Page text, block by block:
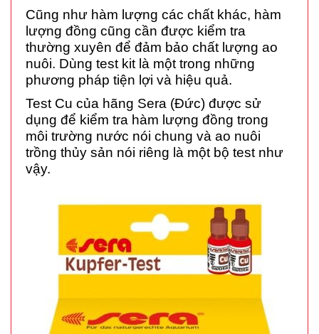
Cũng như hàm lượng các chất khác, hàm
lượng đồng cũng cần được kiểm tra
thường xuyên để đảm bảo chất lượng ao
nuôi. Dùng test kitlà một trong những
phương pháp tiện lợi và hiệu quả.
Test Cu của hãng Sera (Đức) được sử
dụng để kiểm tra hàm lượng đồng trong
môi trường nước nói chung và ao nuôi
trồng thủy sản nói riêng là một bộ test như
vậy.